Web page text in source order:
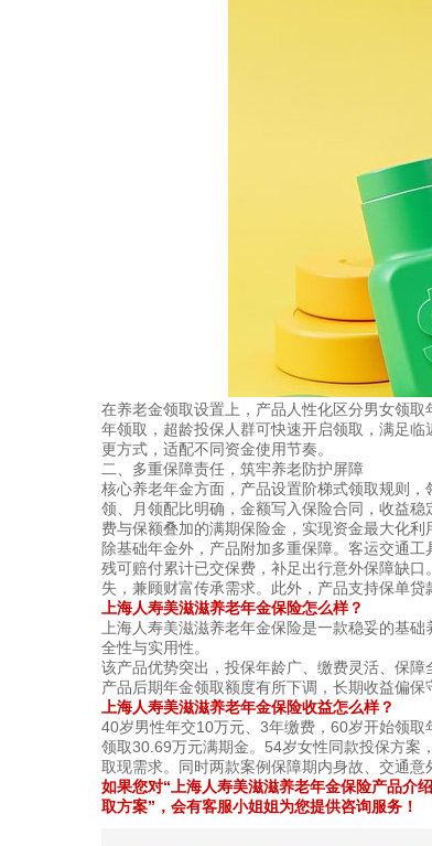
在养老金领取设置上，产品人性化区分男女领
年领取，超龄投保人群可快速开启领取，满足
更方式，适配不同资金使用节奏。
二、多重保障责任，筑牢养老防护屏障
核心养老年金方面，产品设置阶梯式领取规则
领、月领配比明确，金额写入保险合同，收益
费与保额叠加的满期保险金，实现资金最大化利
除基础年金外，产品附加多重保障。客运交通
残可赔付累计已交保费，补足出行意外保障缺
失，兼顾财富传承需求。此外，产品支持保单
上海人寿美滋滋养老年金保险怎么样？
上海人寿美滋滋养老年金保险是一款稳妥的基
全性与实用性。
该产品优势突出，投保年龄广、缴费灵活、保
产品后期年金领取额度有所下调，长期收益偏
上海人寿美滋滋养老年金保险收益怎么样？
40岁男性年交10万元、3年缴费，60岁开始领
领取30.69万元满期金。54岁女性同款投保方案
取现需求。同时两款案例保障期内身故、交通意
如果您对“上海人寿美滋滋养老年金保险产品介
取方案”，会有客服小姐姐为您提供咨询服务！